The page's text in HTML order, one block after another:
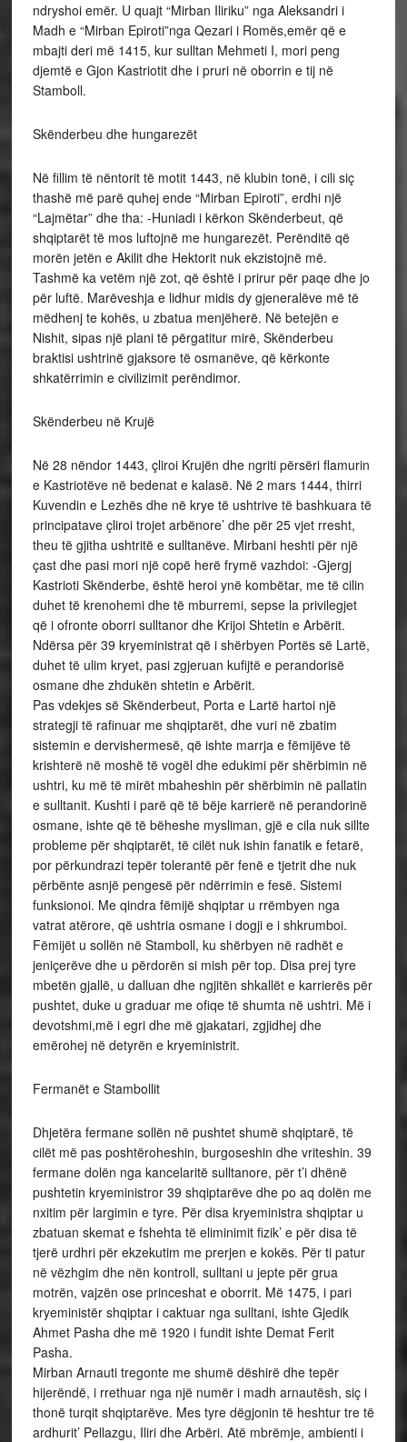
ndryshoi emër. U quajt “Mirban Iliriku” nga Aleksandri i
Madh e “Mirban Epiroti”nga Qezari i Romës,emër që e
mbajti deri më 1415, kur sulltan Mehmeti I, mori peng
djemtë e Gjon Kastriotit dhe i pruri në oborrin e tij në
Stamboll.
Skënderbeu dhe hungarezët
Në fillim të nëntorit të motit 1443, në klubin tonë, i cili siç
thashë më parë quhej ende “Mirban Epiroti”, erdhi një
“Lajmëtar” dhe tha: -Huniadi i kërkon Skënderbeut, që
shqiptarët të mos luftojnë me hungarezët. Perënditë që
morën jetën e Akilit dhe Hektorit nuk ekzistojnë më.
Tashmë ka vetëm një zot, që është i prirur për paqe dhe jo
për luftë. Marëveshja e lidhur midis dy gjeneralëve më të
mëdhenj te kohës, u zbatua menjëherë. Në betejën e
Nishit, sipas një plani të përgatitur mirë, Skënderbeu
braktisi ushtrinë gjaksore të osmanëve, që kërkonte
shkatërrimin e civilizimit perëndimor.
Skënderbeu në Krujë
Në 28 nëndor 1443, çliroi Krujën dhe ngriti përsëri flamurin
e Kastriotëve në bedenat e kalasë. Në 2 mars 1444, thirri
Kuvendin e Lezhës dhe në krye të ushtrive të bashkuara të
principatave çliroi trojet arbënore’ dhe për 25 vjet rresht,
theu të gjitha ushtritë e sulltanëve. Mirbani heshti për një
çast dhe pasi mori një copë herë frymë vazhdoi: -Gjergj
Kastrioti Skënderbe, është heroi ynë kombëtar, me të cilin
duhet të krenohemi dhe të mburremi, sepse la privilegjet
që i ofronte oborri sulltanor dhe Krijoi Shtetin e Arbërit.
Ndërsa për 39 kryeministrat që i shërbyen Portës së Lartë,
duhet të ulim kryet, pasi zgjeruan kufijtë e perandorisë
osmane dhe zhdukën shtetin e Arbërit.
Pas vdekjes së Skënderbeut, Porta e Lartë hartoi një
strategji të rafinuar me shqiptarët, dhe vuri në zbatim
sistemin e dervishermesë, që ishte marrja e fëmijëve të
krishterë në moshë të vogël dhe edukimi për shërbimin në
ushtri, ku më të mirët mbaheshin për shërbimin në pallatin
e sulltanit. Kushti i parë që të bëje karrierë në perandorinë
osmane, ishte që të bëheshe mysliman, gjë e cila nuk sillte
probleme për shqiptarët, të cilët nuk ishin fanatik e fetarë,
por përkundrazi tepër tolerantë për fenë e tjetrit dhe nuk
përbënte asnjë pengesë për ndërrimin e fesë. Sistemi
funksionoi. Me qindra fëmijë shqiptar u rrëmbyen nga
vatrat atërore, që ushtria osmane i dogji e i shkrumboi.
Fëmijët u sollën në Stamboll, ku shërbyen në radhët e
jeniçerëve dhe u përdorën si mish për top. Disa prej tyre
mbetën gjallë, u dalluan dhe ngjitën shkallët e karrierës për
pushtet, duke u graduar me ofiqe të shumta në ushtri. Më i
devotshmi,më i egri dhe më gjakatari, zgjidhej dhe
emërohej në detyrën e kryeministrit.
Fermanët e Stambollit
Dhjetëra fermane sollën në pushtet shumë shqiptarë, të
cilët më pas poshtëroheshin, burgoseshin dhe vriteshin. 39
fermane dolën nga kancelaritë sulltanore, për t’i dhënë
pushtetin kryeministror 39 shqiptarëve dhe po aq dolën me
nxitim për largimin e tyre. Për disa kryeministra shqiptar u
zbatuan skemat e fshehta të eliminimit fizik’ e për disa të
tjerë urdhri për ekzekutim me prerjen e kokës. Për ti patur
në vëzhgim dhe nën kontroll, sulltani u jepte për grua
motrën, vajzën ose princeshat e oborrit. Më 1475, i pari
kryeministër shqiptar i caktuar nga sulltani, ishte Gjedik
Ahmet Pasha dhe më 1920 i fundit ishte Demat Ferit
Pasha.
Mirban Arnauti tregonte me shumë dëshirë dhe tepër
hijerëndë, i rrethuar nga një numër i madh arnautësh, siç i
thonë turqit shqiptarëve. Mes tyre dëgjonin të heshtur tre të
ardhurit’ Pellazgu, Iliri dhe Arbëri. Atë mbrëmje, ambienti i